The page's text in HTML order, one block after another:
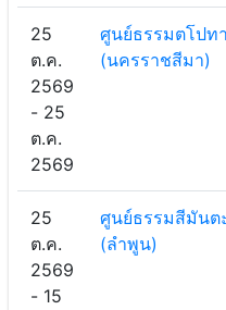
25
ต.ค.
2569
- 25
ต.ค.
2569
ศูนย์ธรรมตโปทา
(นครราชสีมา)
25
ต.ค.
2569
- 15
ศูนย์ธรรมสีมันต
(ลำพูน)